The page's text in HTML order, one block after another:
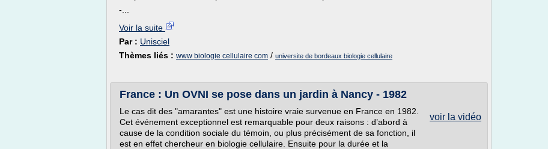
-...
Voir la suite
Par : Unisciel
Thèmes liés : www biologie cellulaire com / universite de bordeaux biologie cellulaire
France : Un OVNI se pose dans un jardin à Nancy - 1982
voir la vidéo
Le cas dit des "amarantes" est une histoire vraie survenue en France en 1982.
Cet événement exceptionnel est remarquable pour deux raisons : d’abord à
cause de la condition sociale du témoin, ou plus précisément de sa fonction, il
est en effet chercheur en biologie cellulaire. Ensuite pour la durée et la